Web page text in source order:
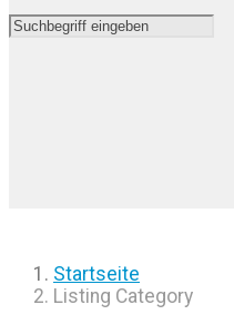
Startseite
Listing Category